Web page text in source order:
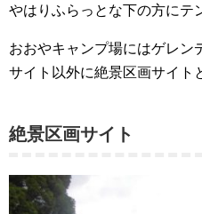
やはりふらっとな下の方にテ
おおやキャンプ場にはゲレン
サイト以外に絶景区画サイト
絶景区画サイト